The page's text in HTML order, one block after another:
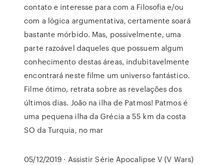
contato e interesse para com a Filosofia e/ou
com a lógica argumentativa, certamente soará
bastante mórbido. Mas, possivelmente, uma
parte razoável daqueles que possuem algum
conhecimento destas áreas, indubitavelmente
encontrará neste filme um universo fantástico.
Filme ótimo, retrata sobre as revelações dos
últimos dias. João na ilha de Patmos! Patmos é
uma pequena ilha da Grécia a 55 km da costa
SO da Turquia, no mar
05/12/2019 · Assistir Série Apocalipse V (V Wars)